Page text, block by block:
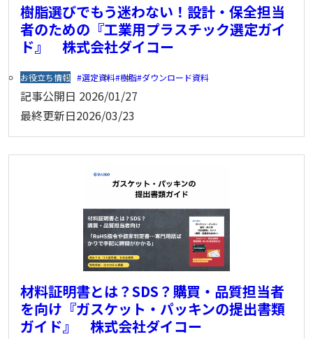
樹脂選びでもう迷わない！設計・保全担当
者のための『工業用プラスチック選定ガイ
ド』 株式会社ダイコー
お役立ち情報 選定資料 樹脂 ダウンロード資料
記事公開日 2026/01/27
最終更新日2026/03/23
材料証明書とは？SDS？購買・品質担当者
を向け『ガスケット・パッキンの提出書類
ガイド』 株式会社ダイコー